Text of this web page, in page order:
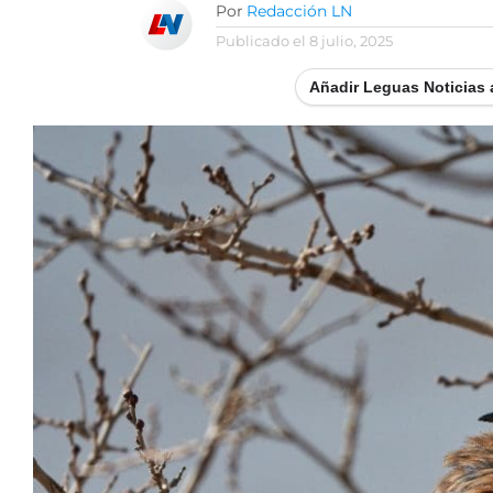
Por Redacción LN
Publicado el 8 julio, 2025
Añadir Leguas Noticias